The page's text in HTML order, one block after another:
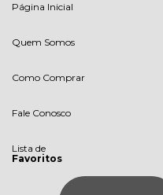
Página Inicial
Quem Somos
Como Comprar
Fale Conosco
Lista de
Favoritos